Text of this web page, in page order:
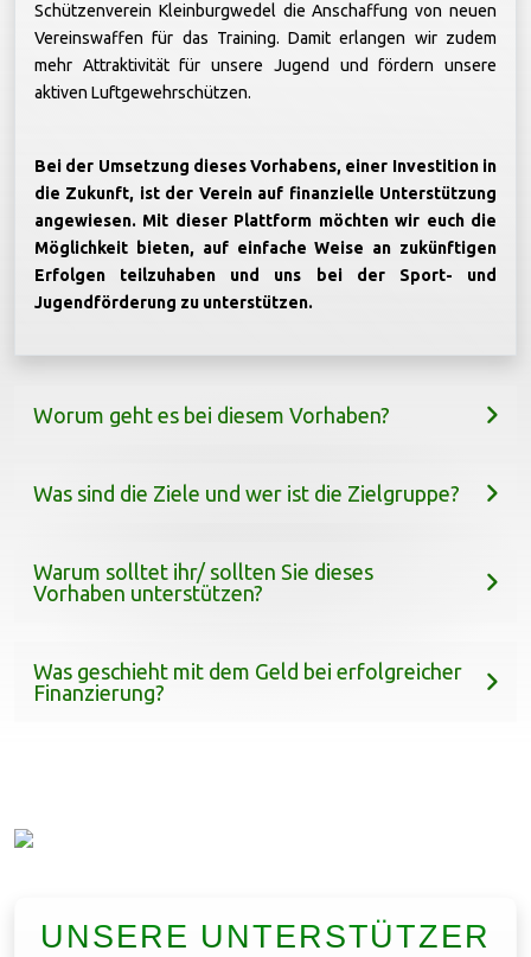
Schützenverein Kleinburgwedel die Anschaffung von neuen
Vereinswaffen für das Training. Damit erlangen wir zudem
mehr Attraktivität für unsere Jugend und fördern unsere
aktiven Luftgewehrschützen.
Bei der Umsetzung dieses Vorhabens, einer Investition in
die Zukunft, ist der Verein auf finanzielle Unterstützung
angewiesen. Mit dieser Plattform möchten wir euch die
Möglichkeit bieten, auf einfache Weise an zukünftigen
Erfolgen teilzuhaben und uns bei der Sport- und
Jugendförderung zu unterstützen.
Worum geht es bei diesem Vorhaben?
Was sind die Ziele und wer ist die Zielgruppe?
Warum solltet ihr/ sollten Sie dieses
Vorhaben unterstützen?
Was geschieht mit dem Geld bei erfolgreicher
Finanzierung?
UNSERE UNTERSTÜTZER